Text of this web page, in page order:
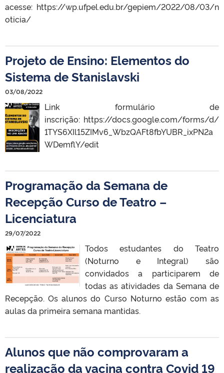
acesse: https://wp.ufpel.edu.br/gepiem/2022/08/03/n
oticia/
Projeto de Ensino: Elementos do
Sistema de Stanislavski
03/08/2022
Link formulário de
inscrição: https://docs.google.com/forms/d/
1TYS6XIl15ZIMv6_WbzQAFt8fbYUBR_ixPN2a
WDemflY/edit
Programação da Semana de
Recepção Curso de Teatro –
Licenciatura
29/07/2022
Todos estudantes do Teatro
(Noturno e Integral) são
convidados a participarem de
todas as atividades da Semana de
Recepção. Os alunos do Curso Noturno estão com as
aulas da primeira semana mantidas.
Alunos que não comprovaram a
realização da vacina contra Covid 19